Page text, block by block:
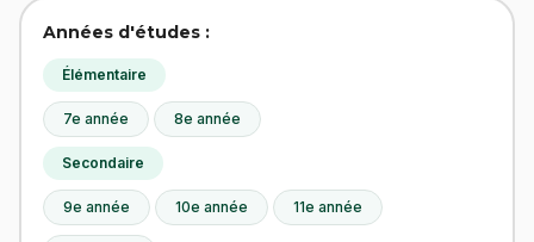
Années d'études :
Élémentaire
7e année 8e année
Secondaire
9e année 10e année 11e année